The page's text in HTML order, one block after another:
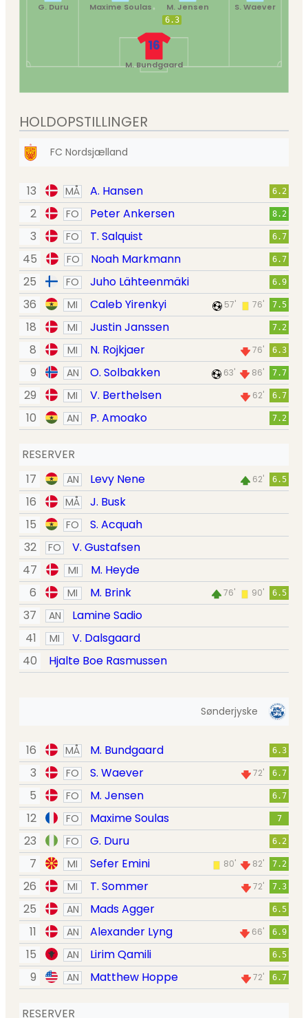
6.3
16
M. Bundgaard
G. Duru Maxime Soulas M. Jensen S. Waever
HOLDOPSTILLINGER
FC Nordsjælland
13 MÅ A. Hansen 6.2
2 FO Peter Ankersen 8.2
3 FO T. Salquist 6.7
45 FO Noah Markmann 6.7
25 FO Juho Lähteenmäki 6.9
36 MI Caleb Yirenkyi 57' 76' 7.5
18 MI Justin Janssen 7.2
8 MI N. Rojkjaer 76' 6.3
9 AN O. Solbakken 63' 86' 7.7
29 MI V. Berthelsen 62' 6.7
10 AN P. Amoako 7.2
RESERVER
17
AN Levy Nene 62' 6.5
16 MÅ
J. Busk
15
FO
S. Acquah
32
FO
V. Gustafsen
47
MI
M. Heyde
6
MI M. Brink 76' 90' 6.5
37 AN
Lamine Sadio
41
MI
V. Dalsgaard
40
Hjalte Boe Rasmussen
Sønderjyske
16 MÅ M. Bundgaard 6.3
3 FO S. Waever 72' 6.7
5 FO M. Jensen 6.7
12 FO Maxime Soulas 7
23 FO G. Duru 6.2
7 MI Sefer Emini 80' 82' 7.2
26 MI T. Sommer 72' 7.3
25 AN Mads Agger 6.5
11 AN Alexander Lyng 66' 6.9
15 AN Lirim Qamili 6.5
9 AN Matthew Hoppe 72' 6.7
RESERVER